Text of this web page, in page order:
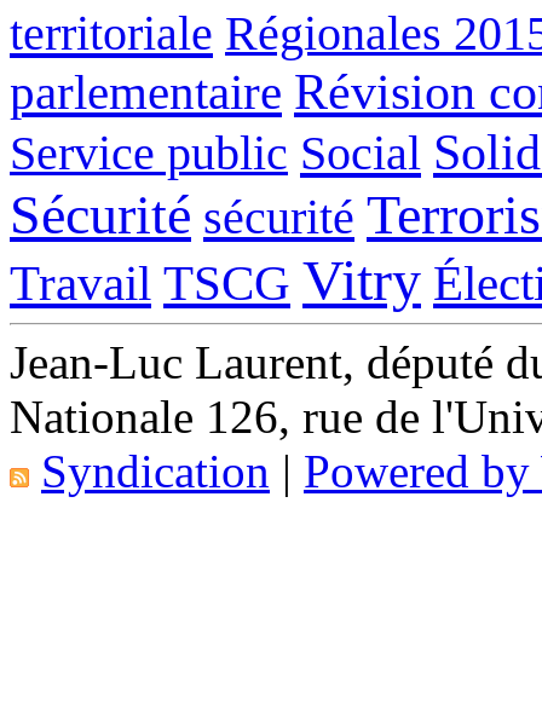
territoriale Régionales
parlementaire Révision
Service public Social
Sécurité sécurité
Travail TSCG Vitry
Jean-Luc Laurent, député
Nationale 126, rue de
Syndication | Powered